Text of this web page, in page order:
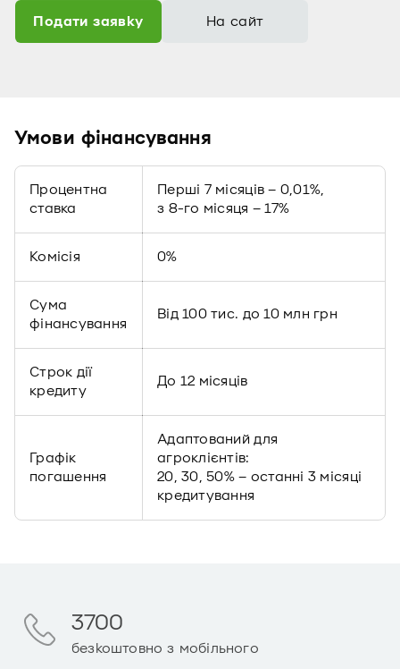
Подати заявку На сайт
Умови фінансування
Процентна
ставка
Перші 7 місяців – 0,01%,
з 8-го місяця – 17%
Комісія 0%
Сума
фінансування
Від 100 тис. до 10 млн грн
Строк дії
кредиту
До 12 місяців
Графік
погашення
Адаптований для
агроклієнтів:
20, 30, 50% – останні 3 місяці
кредитування
3700
безкоштовно з мобільного